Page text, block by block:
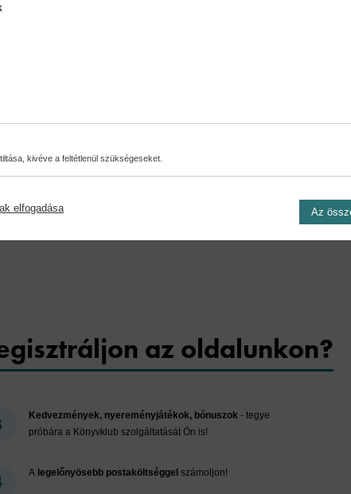
az oldalunkon?
Kedvezmények, nyereményjátékok, bónuszok- tegye
próbára a Könyvklub szolgáltatását Ön is!
A legelőnyösebb postaköltséggel számoljon!
kivéve a feltétlenül szükségeseket.
elfogadása Az